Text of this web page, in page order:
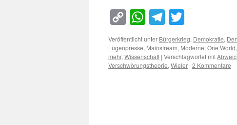
Copy
Link
WhatsApp
Telegram
Veröffentlicht unter Bürgerkrieg, Demokratie,
Lügenpresse, Mainstream, Moderne, One World,
mehr, Wissenschaft | Verschlagwortet mit
Verschwörungstheorie, Wieler | 2 Kommentare